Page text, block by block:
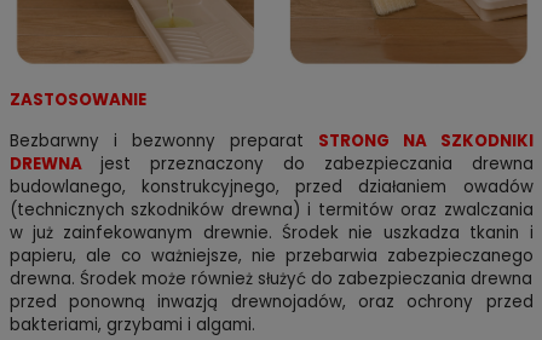
ZASTOSOWANIE
Bezbarwny i bezwonny preparat STRONG NA SZKODNIKI
DREWNAjest przeznaczony do zabezpieczania drewna
budowlanego, konstrukcyjnego, przed działaniem owadów
(technicznych szkodników drewna) i termitów oraz zwalczania
w już zainfekowanym drewnie. Środek nie uszkadza tkanin i
papieru, ale co ważniejsze, nie przebarwia zabezpieczanego
drewna. Środek może również służyć do zabezpieczania drewna
przed ponowną inwazją drewnojadów, oraz ochrony przed
bakteriami, grzybami i algami.